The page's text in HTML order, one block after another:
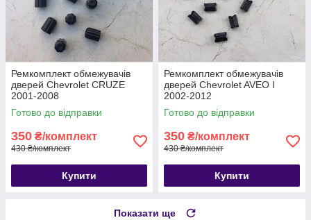
Ремкомплект обмежувачів
дверей Chevrolet CRUZE
2001-2008
Готово до відправки
350 ₴/комплект
430 ₴/комплект
Купити
Ремкомплект обмежувачів
дверей Chevrolet AVEO I
2002-2012
Готово до відправки
350 ₴/комплект
430 ₴/комплект
Купити
Показати ще